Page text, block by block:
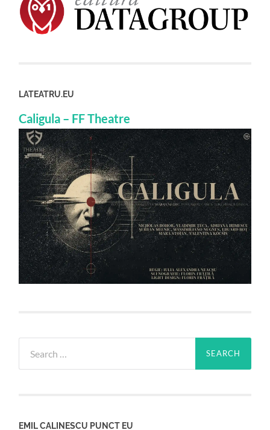
LATEATRU.EU
Caligula – FF Theatre
for:
EMIL CALINESCU PUNCT EU